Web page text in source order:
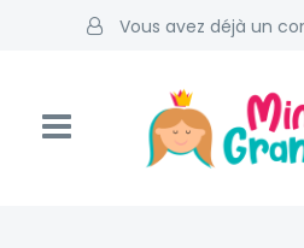
Vous avez déjà un